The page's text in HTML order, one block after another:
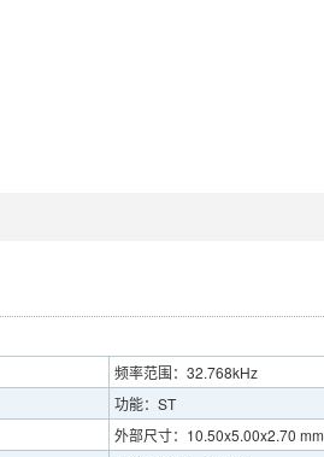
频率范围：32.768kHz
功能：ST
外部尺寸：10.50x5.00x2.70 mm